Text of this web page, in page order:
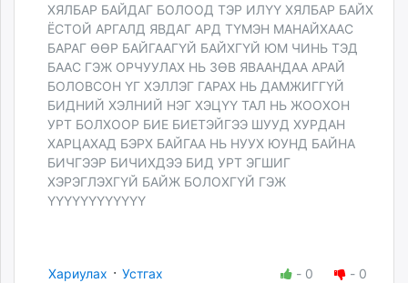
ХЯЛБАР БАЙДАГ БОЛООД ТЭР ИЛҮҮ ХЯЛБАР БАЙХ
ЁСТОЙ АРГАЛД ЯВДАГ АРД ТҮМЭН МАНАЙХААС
БАРАГ ӨӨР БАЙГААГҮЙ БАЙХГҮЙ ЮМ ЧИНЬ ТЭД
БААС ГЭЖ ОРЧУУЛАХ НЬ ЗӨВ ЯВААНДАА АРАЙ
БОЛОВСОН ҮГ ХЭЛЛЭГ ГАРАХ НЬ ДАМЖИГГҮЙ
БИДНИЙ ХЭЛНИЙ НЭГ ХЭЦҮҮ ТАЛ НЬ ЖООХОН
УРТ БОЛХООР БИЕ БИЕТЭЙГЭЭ ШУУД ХУРДАН
ХАРЦАХАД БЭРХ БАЙГАА НЬ НУУХ ЮУНД БАЙНА
БИЧГЭЭР БИЧИХДЭЭ БИД УРТ ЭГШИГ
ХЭРЭГЛЭХГҮЙ БАЙЖ БОЛОХГҮЙ ГЭЖ
ҮҮҮҮҮҮҮҮҮҮҮҮ
Хариулах · Устгах - 0 - 0